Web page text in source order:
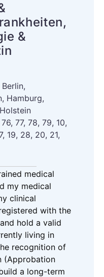
&
Hamburg,
77, 78, 79, 10,
19, 28, 20, 21,
medical
my medical
clinical
with the
hold a valid
living in
recognition of
(Approbation
a long-term